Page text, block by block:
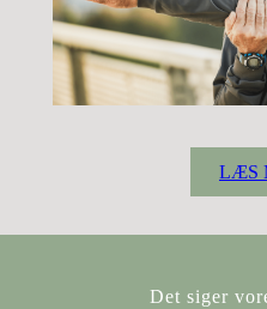
LÆS
Det siger